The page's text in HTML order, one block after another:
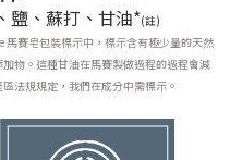
鹽、蘇打、甘油*(註)
賽皂包裝標示中，標示含有極少量的天然
物。這種甘油在馬賽製做過程的過程會減
法規規定， 我們在成分中需標示。